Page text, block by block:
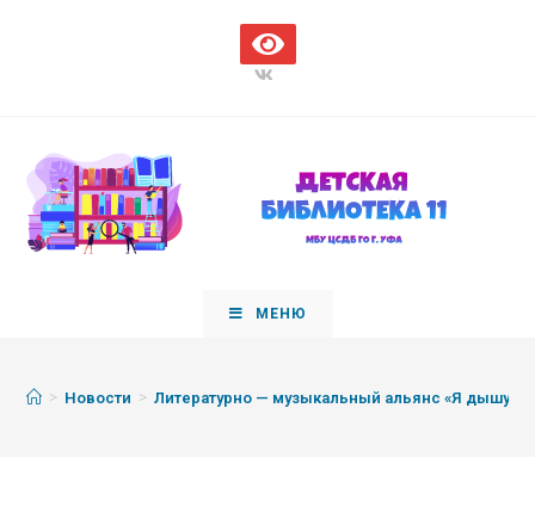
МЕНЮ
> Новости > Литературно — музыкальный альянс «Я дышу,